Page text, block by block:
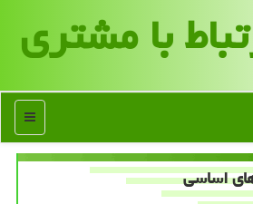
با مشتری
منو
اساسی